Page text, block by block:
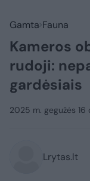
Gamta Fauna
Kameros
rudoji:
gardėsiais
2025 m. gegužės 16
Lrytas.lt